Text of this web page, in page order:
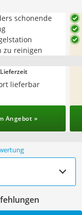
schonende
zu reinigen
Lieferzeit
lieferbar
Angebot »